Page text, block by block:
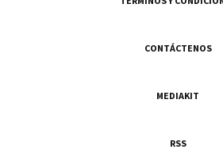
CONTÁCTENOS
MEDIAKIT
RSS